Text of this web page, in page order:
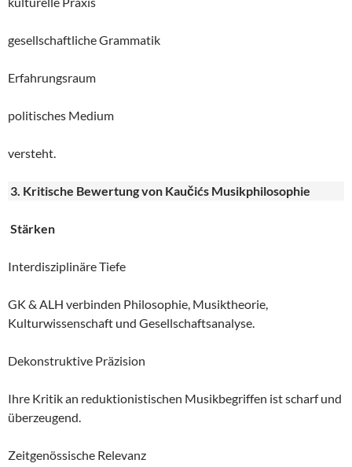
gesellschaftliche Grammatik
Erfahrungsraum
politisches Medium
versteht.
3. Kritische Bewertung von Kaučićs Musikphilosophie
Stärken
Interdisziplinäre Tiefe
GK & ALH verbinden Philosophie, Musiktheorie,
Kulturwissenschaft und Gesellschaftsanalyse.
Dekonstruktive Präzision
Ihre Kritik an reduktionistischen Musikbegriffen ist scharf und
überzeugend.
Zeitgenössische Relevanz